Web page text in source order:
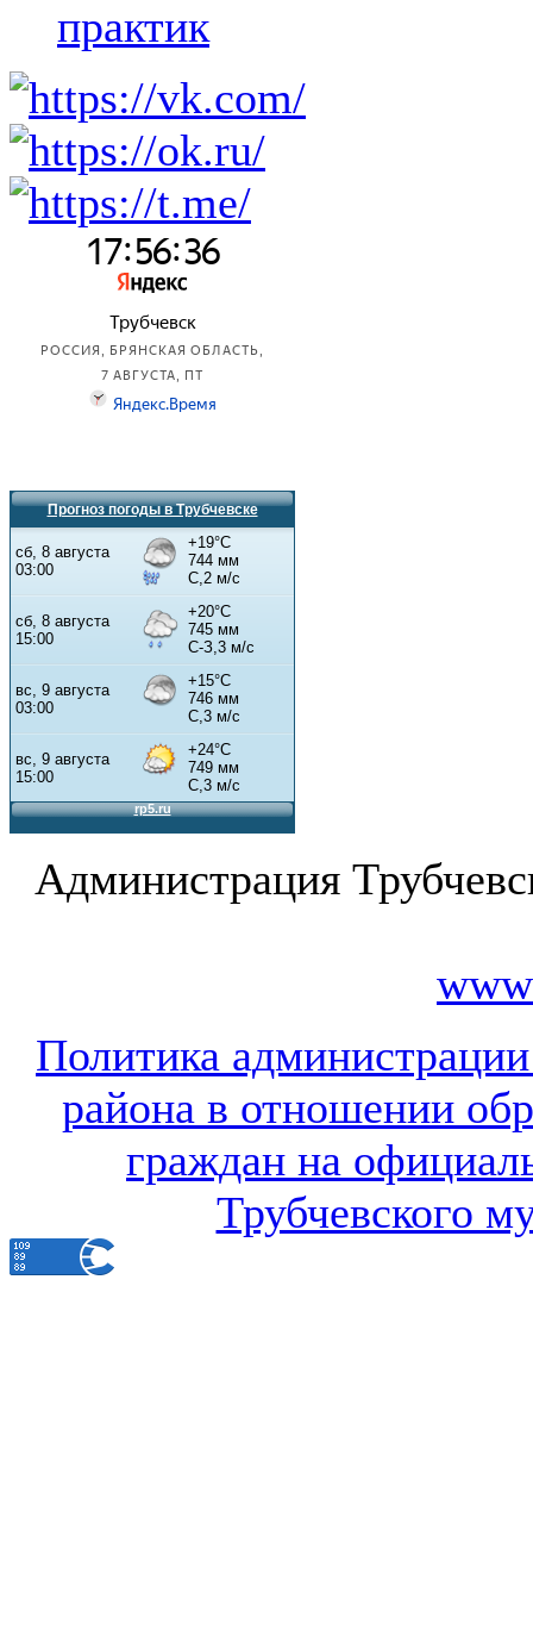
практик
Прогноз погоды в Трубчевске
Администрация
Политика
района в отношении
граждан на
Трубчевского